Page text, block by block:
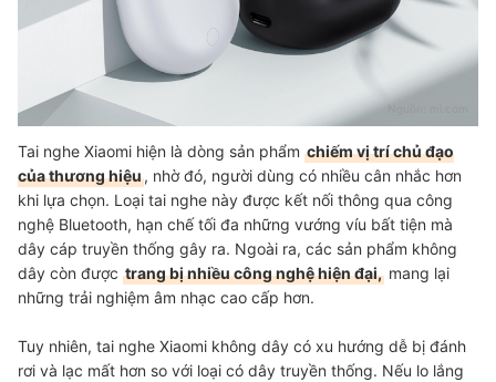
Tai nghe Xiaomi hiện là dòng sản phẩm chiếm vị trí chủ đạo
của thương hiệu, nhờ đó, người dùng có nhiều cân nhắc hơn
khi lựa chọn. Loại tai nghe này được kết nối thông qua công
nghệ Bluetooth, hạn chế tối đa những vướng víu bất tiện mà
dây cáp truyền thống gây ra. Ngoài ra, các sản phẩm không
dây còn được trang bị nhiều công nghệ hiện đại, mang lại
những trải nghiệm âm nhạc cao cấp hơn.
Tuy nhiên, tai nghe Xiaomi không dây có xu hướng dễ bị đánh
rơi và lạc mất hơn so với loại có dây truyền thống. Nếu lo lắng